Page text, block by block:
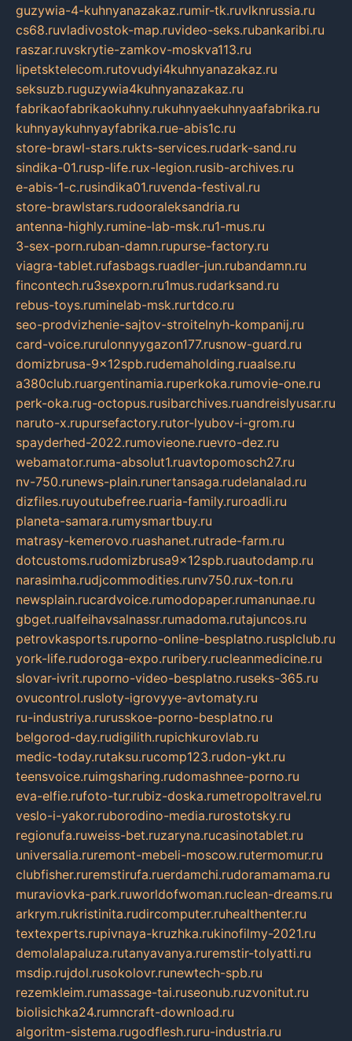
guzywia-4-kuhnyanazakaz.rumir-tk.ruvlknrussia.ru
cs68.ruvladivostok-map.ruvideo-seks.rubankaribi.ru
raszar.ruvskrytie-zamkov-moskva113.ru
lipetsktelecom.rutovudyi4kuhnyanazakaz.ru
seksuzb.ruguzywia4kuhnyanazakaz.ru
fabrikaofabrikaokuhny.rukuhnyaekuhnyaafabrika.ru
kuhnyaykuhnyayfabrika.rue-abis1c.ru
store-brawl-stars.rukts-services.rudark-sand.ru
sindika-01.rusp-life.rux-legion.rusib-archives.ru
e-abis-1-c.rusindika01.ruvenda-festival.ru
store-brawlstars.rudooraleksandria.ru
antenna-highly.rumine-lab-msk.ru1-mus.ru
3-sex-porn.ruban-damn.rupurse-factory.ru
viagra-tablet.rufasbags.ruadler-jun.rubandamn.ru
fincontech.ru3sexporn.ru1mus.rudarksand.ru
rebus-toys.ruminelab-msk.rurtdco.ru
seo-prodvizhenie-sajtov-stroitelnyh-kompanij.ru
card-voice.rurulonnyygazon177.rusnow-guard.ru
domizbrusa-9x12spb.rudemaholding.ruaalse.ru
a380club.ruargentinamia.ruperkoka.rumovie-one.ru
perk-oka.rug-octopus.rusibarchives.ruandreislyusar.ru
naruto-x.rupursefactory.rutor-lyubov-i-grom.ru
spayderhed-2022.rumovieone.ruevro-dez.ru
webamator.ruma-absolut1.ruavtopomosch27.ru
nv-750.runews-plain.runertansaga.rudelanalad.ru
dizfiles.ruyoutubefree.ruaria-family.ruroadli.ru
planeta-samara.rumysmartbuy.ru
matrasy-kemerovo.ruashanet.rutrade-farm.ru
dotcustoms.rudomizbrusa9x12spb.ruautodamp.ru
narasimha.rudjcommodities.runv750.rux-ton.ru
newsplain.rucardvoice.rumodopaper.rumanunae.ru
gbget.rualfeihavsalnassr.rumadoma.rutajuncos.ru
petrovkasports.ruporno-online-besplatno.rusplclub.ru
york-life.rudoroga-expo.ruribery.rucleanmedicine.ru
slovar-ivrit.ruporno-video-besplatno.ruseks-365.ru
ovucontrol.rusloty-igrovyye-avtomaty.ru
ru-industriya.rurusskoe-porno-besplatno.ru
belgorod-day.rudigilith.rupichkurovlab.ru
medic-today.rutaksu.rucomp123.rudon-ykt.ru
teensvoice.ruimgsharing.rudomashnee-porno.ru
eva-elfie.rufoto-tur.rubiz-doska.rumetropoltravel.ru
veslo-i-yakor.ruborodino-media.rurostotsky.ru
regionufa.ruweiss-bet.ruzaryna.rucasinotablet.ru
universalia.ruremont-mebeli-moscow.rutermomur.ru
clubfisher.ruremstirufa.ruerdamchi.rudoramamama.ru
muraviovka-park.ruworldofwoman.ruclean-dreams.ru
arkrym.rukristinita.rudircomputer.ruhealthenter.ru
textexperts.rupivnaya-kruzhka.rukinofilmy-2021.ru
demolalapaluza.rutanyavanya.ruremstir-tolyatti.ru
msdip.rujdol.rusokolovr.runewtech-spb.ru
rezemkleim.rumassage-tai.ruseonub.ruzvonitut.ru
biolisichka24.rumncraft-download.ru
algoritm-sistema.rugodflesh.ruru-industria.ru